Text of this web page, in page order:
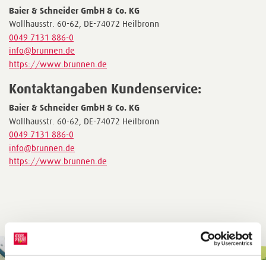
Baier & Schneider GmbH & Co. KG
Wollhausstr. 60-62, DE-74072 Heilbronn
0049 7131 886-0
info@brunnen.de
https://www.brunnen.de
Kontaktangaben Kundenservice:
Baier & Schneider GmbH & Co. KG
Wollhausstr. 60-62, DE-74072 Heilbronn
0049 7131 886-0
info@brunnen.de
https://www.brunnen.de